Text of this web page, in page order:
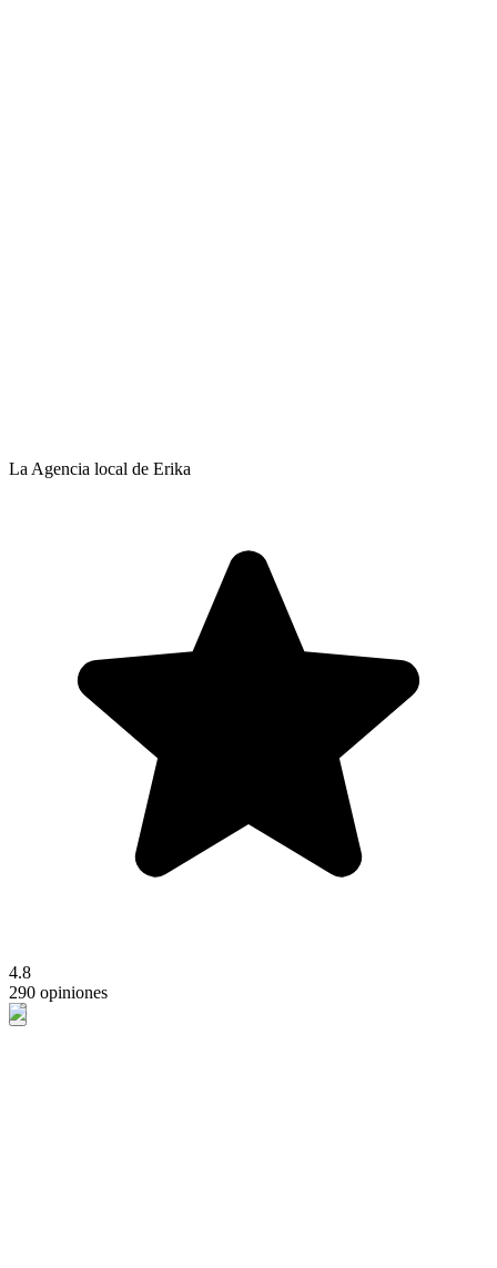
La Agencia local de Erika
4.8
290 opiniones